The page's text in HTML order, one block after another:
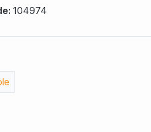
104974